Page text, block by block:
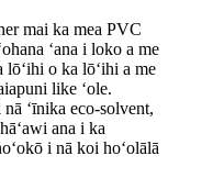
mai ka mea PVC
ʻana i loko a me
lōʻihi o ka lōʻihi a me
like ʻole.
ʻīnika eco-solvent,
ana i ka
i nā koi hoʻolālā